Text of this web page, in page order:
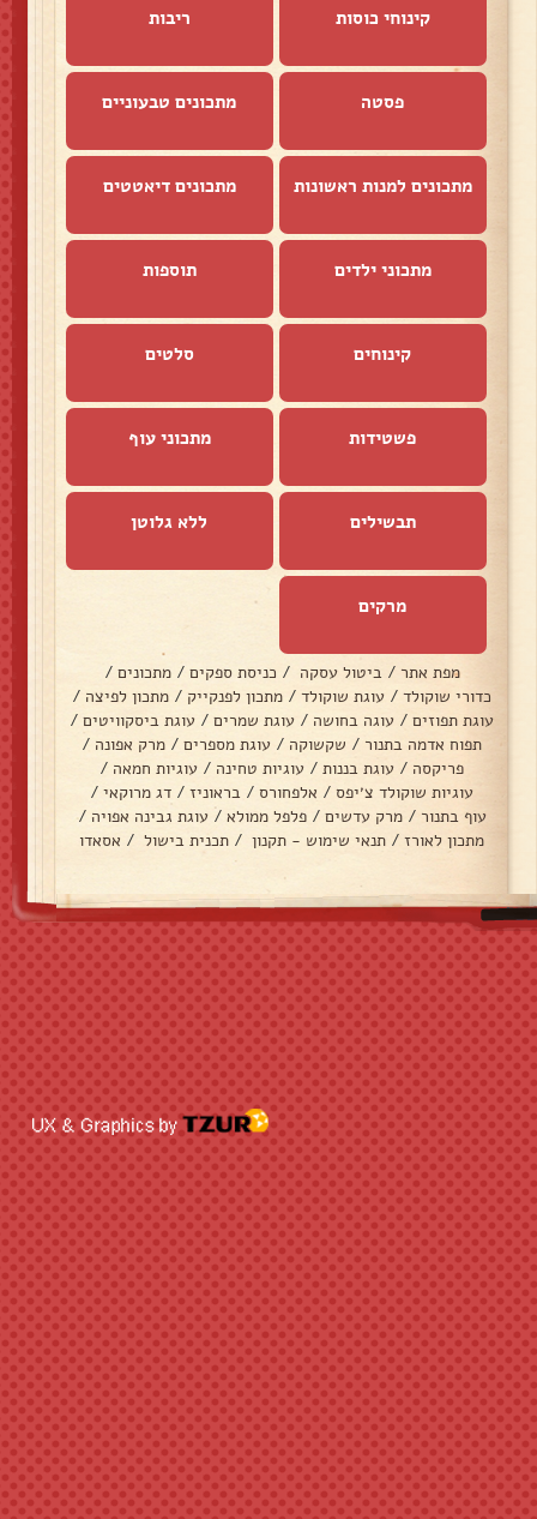
קינוחי כוסות ריבות
פסטה מתכונים טבעוניים
מתכונים למנות ראשונות מתכונים דיאטטים
מתכוני ילדים תוספות
קינוחים סלטים
פשטידות מתכוני עוף
תבשילים ללא גלוטן
מרקים
מפת אתר / ביטול עסקה / כניסת ספקים / מתכונים /
כדורי שוקולד / עוגת שוקולד / מתכון לפנקייק / מתכון לפיצה /
עוגת תפוזים / עוגה בחושה / עוגת שמרים / עוגת ביסקוויטים /
תפוח אדמה בתנור / שקשוקה / עוגת מספרים / מרק אפונה /
פריקסה / עוגת בננות / עוגיות טחינה / עוגיות חמאה /
עוגיות שוקולד צ׳יפס / אלפחורס / בראוניז / דג מרוקאי /
עוף בתנור / מרק עדשים / פלפל ממולא / עוגת גבינה אפויה /
מתכון לאורז / תנאי שימוש - תקנון / תכנית בישול / אסאדו